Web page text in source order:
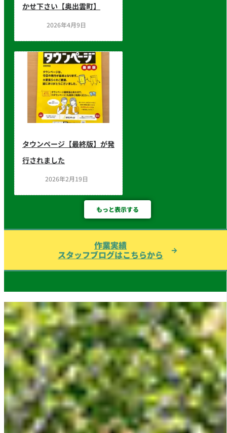
かせ下さい【奥出雲町】
2026年4月9日
タウンページ【最終版】が発
行されました
2026年2月19日
もっと表示する
作業実績
スタッフブログはこちらから